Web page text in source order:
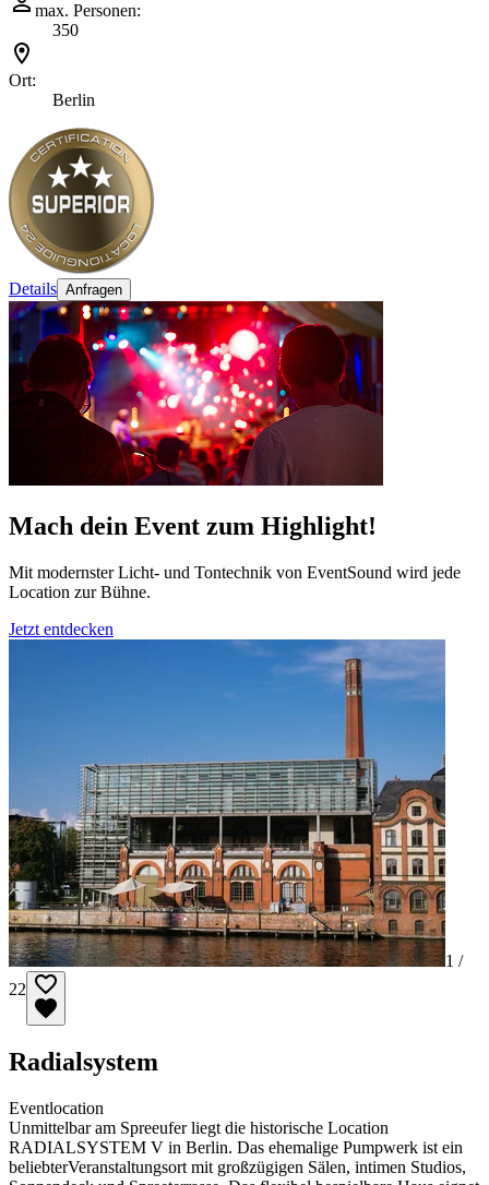
max. Personen:
350
Ort:
Berlin
Details Anfragen
Mach dein Event zum Highlight!
Mit modernster Licht- und Tontechnik von EventSound wird jede
Location zur Bühne.
Jetzt entdecken
1 /
22
Radialsystem
Eventlocation
Unmittelbar am Spreeufer liegt die historische Location
RADIALSYSTEM V in Berlin. Das ehemalige Pumpwerk ist ein
beliebterVeranstaltungsort mit großzügigen Sälen, intimen Studios,